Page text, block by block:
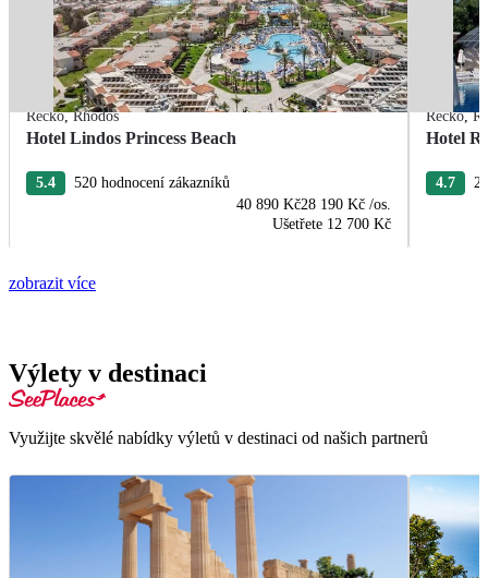
Řecko,Rhodos
Hotel Lindos Princess Beach
5.4
520 hodnocení zákazníků
40 890 Kč28 190 Kč /os.
Ušetřete 12 700 Kč
Řecko,
Hotel
4.7
zobrazit více
Výlety v destinaci
Využijte skvělé nabídky výletů v destinaci od našich partnerů